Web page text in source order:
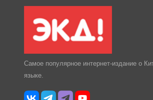
Самое популярное интернет-издание о
языке.